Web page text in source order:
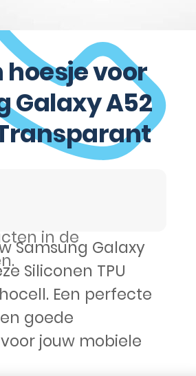
in de
hoesje voor
Galaxy A52
Samsung Galaxy
Siliconen TPU
Een perfecte
goede
jouw mobiele